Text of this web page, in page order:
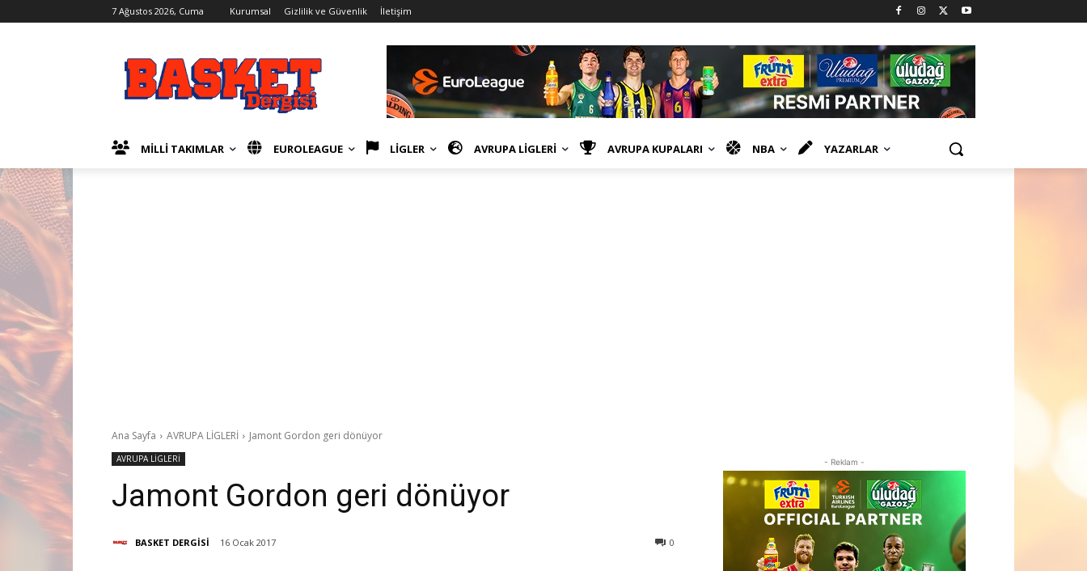
7 Ağustos 2026, Cuma Kurumsal Gizlilik ve Güvenlik İletişim
MİLLİ TAKIMLAR EUROLEAGUE LİGLER AVRUPA LİGLERİ AVRUPA KUPALARI NBA YAZARLAR
Ana Sayfa AVRUPA LİGLERİ Jamont Gordon geri dönüyor
AVRUPA LİGLERİ
Jamont Gordon geri dönüyor
BASKET DERGİSİ 16 Ocak 2017 0
- Reklam -